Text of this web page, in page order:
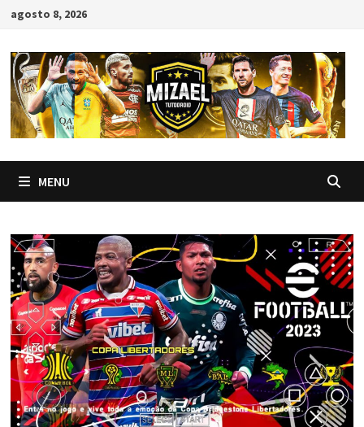
Skip
content
agosto 8, 2026
MENU